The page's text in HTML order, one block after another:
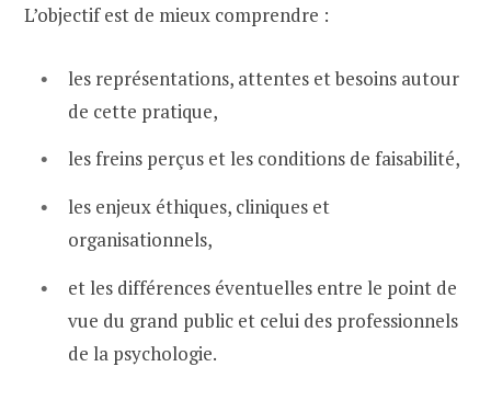
L’objectif est de mieux comprendre :
les représentations, attentes et besoins autour
de cette pratique,
les freins perçus et les conditions de faisabilité,
les enjeux éthiques, cliniques et
organisationnels,
et les différences éventuelles entre le point de
vue du grand public et celui des professionnels
de la psychologie.